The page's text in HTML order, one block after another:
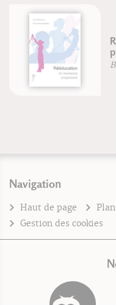
Navigation
Haut de page
Gestion des cookies